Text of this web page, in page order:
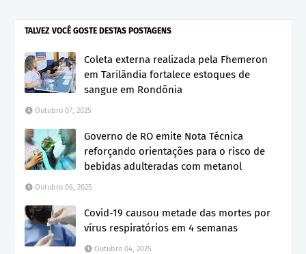
TALVEZ VOCÊ GOSTE DESTAS POSTAGENS
Coleta externa realizada pela Fhemeron
em Tarilândia fortalece estoques de
sangue em Rondônia
Outubro 07, 2025
Governo de RO emite Nota Técnica
reforçando orientações para o risco de
bebidas adulteradas com metanol
Outubro 06, 2025
Covid-19 causou metade das mortes por
vírus respiratórios em 4 semanas
Outubro 04, 2025